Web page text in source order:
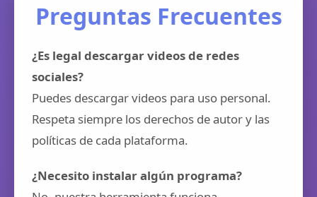
Preguntas Frecuentes
¿Es legal descargar videos de redes
sociales?
Puedes descargar videos para uso personal.
Respeta siempre los derechos de autor y las
políticas de cada plataforma.
¿Necesito instalar algún programa?